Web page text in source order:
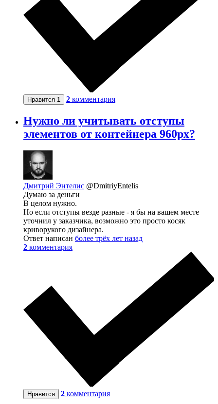
Нравится 1 2 комментария
Нужно ли учитывать отступы
элементов от контейнера 960px?
Дмитрий Энтелис @DmitriyEntelis
Думаю за деньги
В целом нужно.
Но если отступы везде разные - я бы на вашем месте
уточнил у заказчика, возможно это просто косяк
криворукого дизайнера.
Ответ написан более трёх лет назад
2 комментария
Нравится 2 комментария